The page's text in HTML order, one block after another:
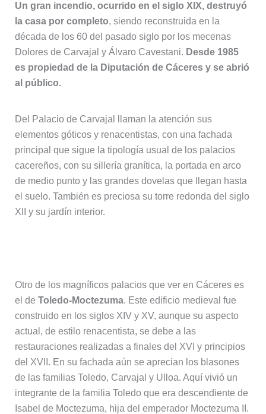
Un gran incendio, ocurrido en el siglo XIX, destruyó
la casa por completo, siendo reconstruida en la
década de los 60 del pasado siglo por los mecenas
Dolores de Carvajal y Álvaro Cavestani. Desde 1985
es propiedad de la Diputación de Cáceres y se abrió
al público.
Del Palacio de Carvajal llaman la atención sus
elementos góticos y renacentistas, con una fachada
principal que sigue la tipología usual de los palacios
cacereños, con su sillería granítica, la portada en arco
de medio punto y las grandes dovelas que llegan hasta
el suelo. También es preciosa su torre redonda del siglo
XII y su jardín interior.
Otro de los magníficos palacios que ver en Cáceres es
el de Toledo-Moctezuma. Este edificio medieval fue
construido en los siglos XIV y XV, aunque su aspecto
actual, de estilo renacentista, se debe a las
restauraciones realizadas a finales del XVI y principios
del XVII. En su fachada aún se aprecian los blasones
de las familias Toledo, Carvajal y Ulloa. Aquí vivió un
integrante de la familia Toledo que era descendiente de
Isabel de Moctezuma, hija del emperador Moctezuma II.